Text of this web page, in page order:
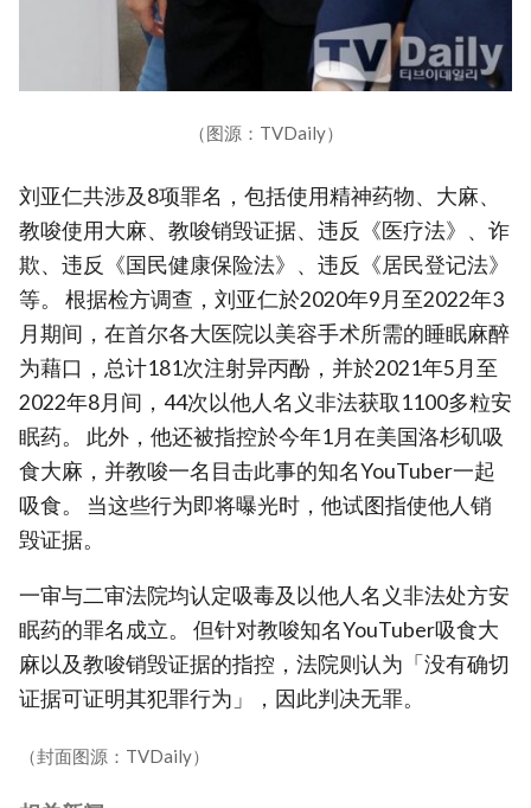
（图源：TVDaily）
刘亚仁共涉及8项罪名，包括使用精神药物、大麻、
教唆使用大麻、教唆销毁证据、违反《医疗法》、诈
欺、违反《国民健康保险法》、违反《居民登记法》
等。 根据检方调查，刘亚仁於2020年9月至2022年3
月期间，在首尔各大医院以美容手术所需的睡眠麻醉
为藉口，总计181次注射异丙酚，并於2021年5月至
2022年8月间，44次以他人名义非法获取1100多粒安
眠药。 此外，他还被指控於今年1月在美国洛杉矶吸
食大麻，并教唆一名目击此事的知名YouTuber一起
吸食。 当这些行为即将曝光时，他试图指使他人销
毁证据。
一审与二审法院均认定吸毒及以他人名义非法处方安
眠药的罪名成立。 但针对教唆知名YouTuber吸食大
麻以及教唆销毁证据的指控，法院则认为「没有确切
证据可证明其犯罪行为」，因此判决无罪。
（封面图源：TVDaily）